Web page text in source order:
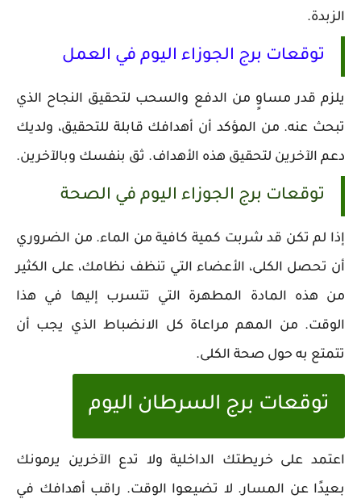
الزبدة.
توقعات برج الجوزاء اليوم في العمل
يلزم قدر مساوٍ من الدفع والسحب لتحقيق النجاح الذي
تبحث عنه. من المؤكد أن أهدافك قابلة للتحقيق، ولديك
دعم الآخرين لتحقيق هذه الأهداف. ثق بنفسك وبالآخرين.
توقعات برج الجوزاء اليوم في الصحة
إذا لم تكن قد شربت كمية كافية من الماء. من الضروري
أن تحصل الكلى، الأعضاء التي تنظف نظامك، على الكثير
من هذه المادة المطهرة التي تتسرب إليها في هذا
الوقت. من المهم مراعاة كل الانضباط الذي يجب أن
تتمتع به حول صحة الكلى.
توقعات برج السرطان اليوم
اعتمد على خريطتك الداخلية ولا تدع الآخرين يرمونك
بعيدًا عن المسار. لا تضيعوا الوقت. راقب أهدافك في